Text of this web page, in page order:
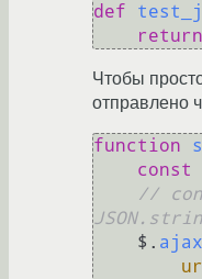
def
return
Чтобы
отправлено
function
const
//
    $.
ajax